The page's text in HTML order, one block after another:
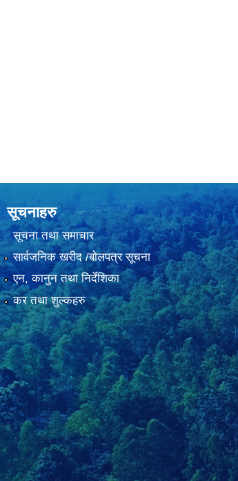
सूचनाहरु
सूचना तथा समाचार
सार्वजनिक खरीद /बोलपत्र सूचना
एन, कानुन तथा निर्देशिका
कर तथा शुल्कहरु